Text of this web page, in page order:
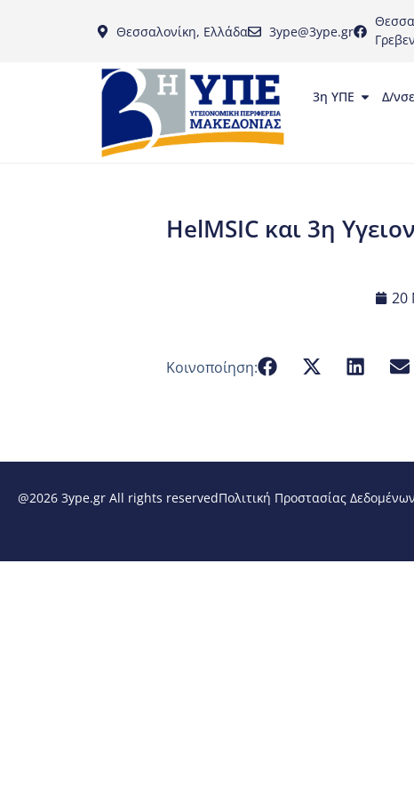
Θεσσαλονίκη, Ελλάδα 3ype@3ype.gr
3η ΥΠΕ Δ/
HelMSIC και 3η
20
Κοινοποίηση:
@2026 3ype.gr All rights reservedΠολιτική Προστασίας Δεδομένων